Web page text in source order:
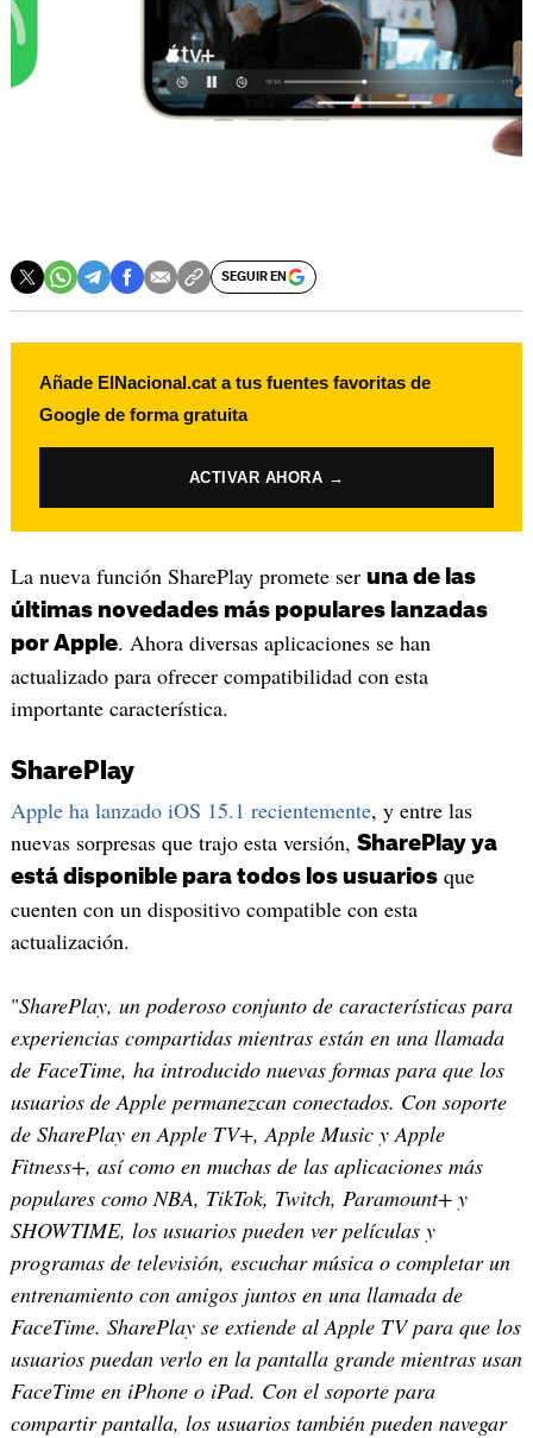
SEGUIR EN
Añade ElNacional.cat a tus fuentes favoritas de
Google de forma gratuita
ACTIVAR AHORA →
La nueva función SharePlay promete ser una de las
últimas novedades más populares lanzadas
por Apple. Ahora diversas aplicaciones se han
actualizado para ofrecer compatibilidad con esta
importante característica.
SharePlay
Apple ha lanzado iOS 15.1 recientemente, y entre las
nuevas sorpresas que trajo esta versión, SharePlay ya
está disponible para todos los usuariosque
cuenten con un dispositivo compatible con esta
actualización.
"SharePlay, un poderoso conjunto de características para
experiencias compartidas mientras están en una llamada
de FaceTime, ha introducido nuevas formas para que los
usuarios de Apple permanezcan conectados. Con soporte
de SharePlay en Apple TV+, Apple Music y Apple
Fitness+, así como en muchas de las aplicaciones más
populares como NBA, TikTok, Twitch, Paramount+ y
SHOWTIME, los usuarios pueden ver películas y
programas de televisión, escuchar música o completar un
entrenamiento con amigos juntos en una llamada de
FaceTime. SharePlay se extiende al Apple TV para que los
usuarios puedan verlo en la pantalla grande mientras usan
FaceTime en iPhone o iPad. Con el soporte para
compartir pantalla, los usuarios también pueden navegar